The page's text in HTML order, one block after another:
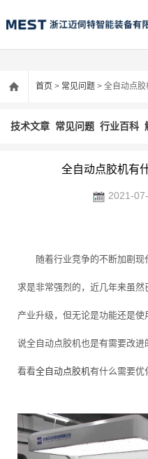
首页 > 常见问题 > 全自动点
技术文章 常见问题 行业百科
全自动点胶机有
2021-
随着行业竞争的不断加剧现
求是非常强烈的，近几年来虽
产业升级，但无论是功能还是
说全自动点胶机也是有需要改
看看全自动点胶机有什么需要优